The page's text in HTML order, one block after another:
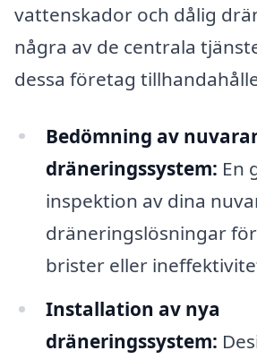
vattenskador och dålig
några av de centrala
dessa företag
Bedömning av
dräneringssystem: En
inspektion av dina
dräneringslösningar
brister eller
Installation av nya
dräneringssystem: